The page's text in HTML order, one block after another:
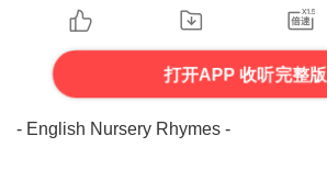
打开APP 收听完整版
- English Nursery Rhymes -